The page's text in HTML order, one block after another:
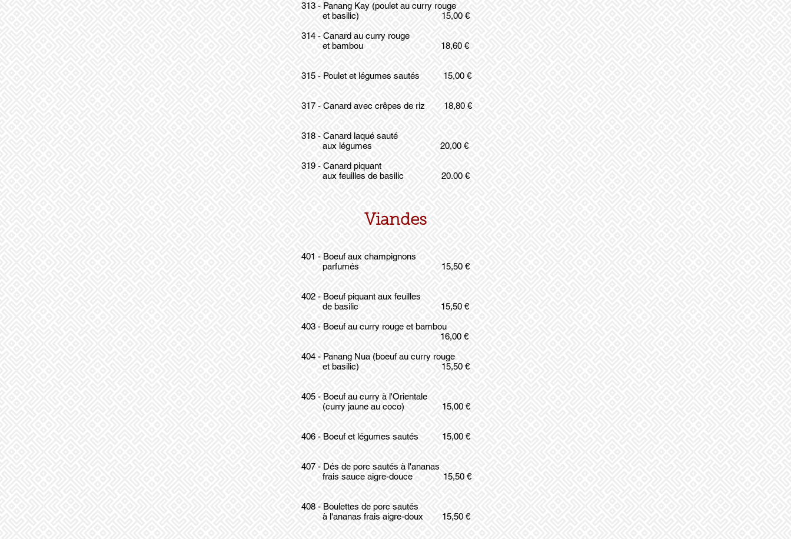
313 - Panang Kay (poulet au curry rouge
et basilic) 15,00 €
314 - Canard au curry rouge
et bambou 18,60 €
315 - Poulet et légumes sautés 15,00 €
317 - Canard avec crêpes de riz 18,80 €
318 - Canard laqué sauté
aux légumes 20,00 €
319 - Canard piquant
aux feuilles de basilic 20.00 €
Viandes
401 - Boeuf aux champignons
parfumés 15,50 €
402 - Boeuf piquant aux feuilles
de basilic 15,50 €
​403 - Boeuf au curry rouge et bambou
16,00 €
404 - Panang Nua (boeuf au curry rouge
et basilic) 15,50 €
405 - Boeuf au curry à l'Orientale
(curry jaune au coco) 15,00 €
406 - Boeuf et légumes sautés 15,00 €
407 - Dés de porc sautés à l'ananas
frais sauce aigre-douce 15,50 €
408 - Boulettes de porc sautés
à l'ananas frais aigre-doux 15,50 €